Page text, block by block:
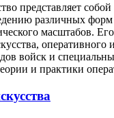
представляет
различных
масштабов.
войск и
и практики